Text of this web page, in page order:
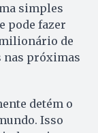
simples
pode fazer
de
nas próximas
detém o
Isso